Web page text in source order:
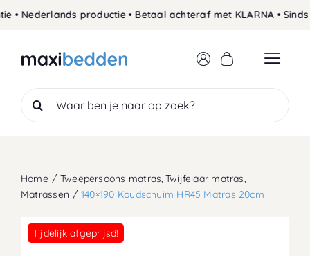
productie • Betaal achteraf met KLARNA • Sinds
Search
for:
Home Tweepersoons matras Twijfelaar matras
Matrassen
140×190 Koudschuim HR45 Matras 20cm
Tijdelijk afgeprijsd!